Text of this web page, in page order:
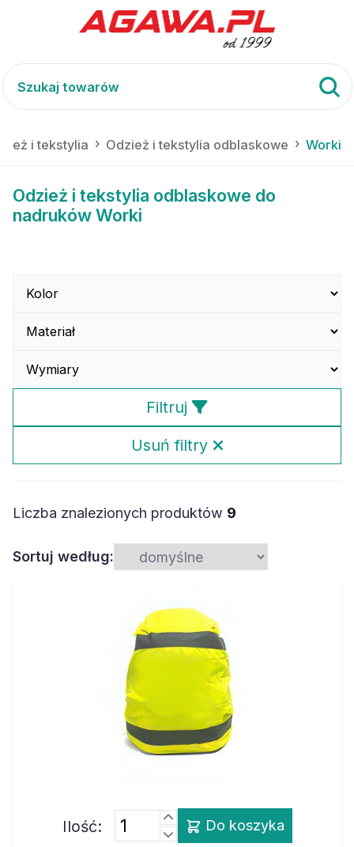
i tekstylia Odzież i tekstylia odblaskowe Worki
Odzież i tekstylia odblaskowe do
nadruków Worki
Filtruj
Usuń filtry
Liczba znalezionych produktów 9
Sortuj według:
Ilość: Do koszyka